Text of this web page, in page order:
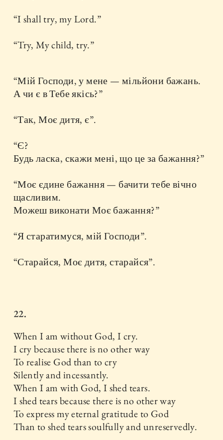
“I shall try, my Lord.”
“Try, My child, try.”
“Мій Господи, у мене — мільйони бажань.
А чи є в Тебе якісь?”
“Так, Моє дитя, є”.
“Є?
Будь ласка, скажи мені, що це за бажання?”
“Моє єдине бажання — бачити тебе вічно
щасливим.
Можеш виконати Моє бажання?”
“Я старатимуся, мій Господи”.
“Старайся, Моє дитя, старайся”.
22.
When I am without God, I cry.
I cry because there is no other way
To realise God than to cry
Silently and incessantly.
When I am with God, I shed tears.
I shed tears because there is no other way
To express my eternal gratitude to God
Than to shed tears soulfully and unreservedly.